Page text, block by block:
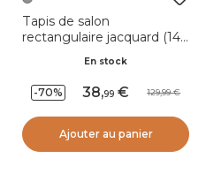
Tapis de salon
rectangulaire jacquard (140
En stock
-70% 38,99 129,99
Ajouter au panier